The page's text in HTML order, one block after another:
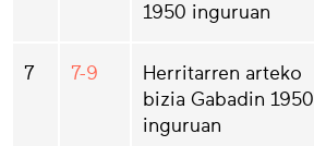
1950 inguruan
7 7-9
Herritarren arteko
bizia Gabadin 1950
inguruan